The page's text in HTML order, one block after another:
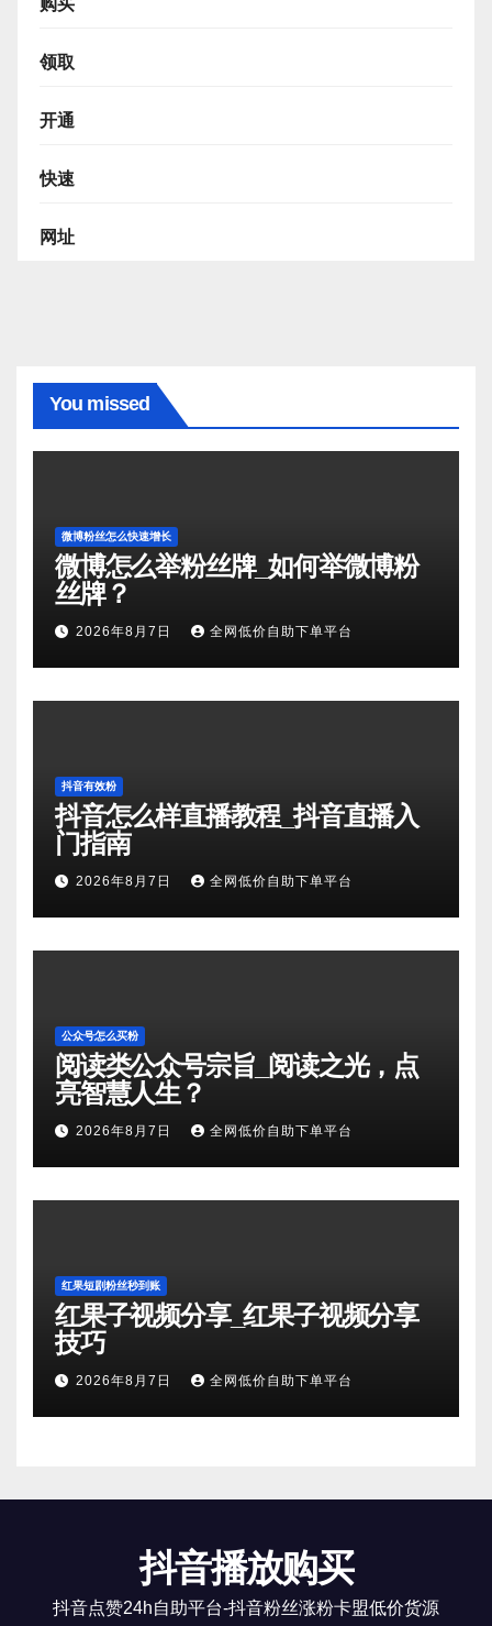
领取
开通
快速
网址
You missed
微博粉丝怎么快速增长
微博怎么举粉丝牌_如何举微博粉
丝牌？
2026年8月7日 全网低价自助下单平台
抖音有效粉
抖音怎么样直播教程_抖音直播入
门指南
2026年8月7日 全网低价自助下单平台
公众号怎么买粉
阅读类公众号宗旨_阅读之光，点
亮智慧人生？
2026年8月7日 全网低价自助下单平台
红果短剧粉丝秒到账
红果子视频分享_红果子视频分享
技巧
2026年8月7日 全网低价自助下单平台
抖音播放购买
抖音点赞24h自助平台-抖音粉丝涨粉卡盟低价货源